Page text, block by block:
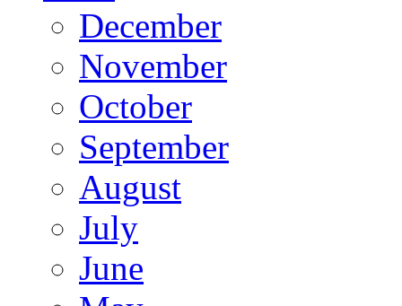
December
November
October
September
August
July
June